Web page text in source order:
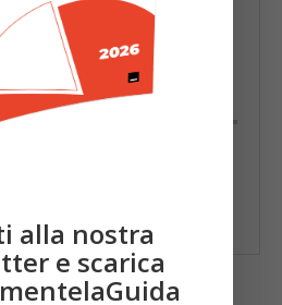
alla nostra
e scarica